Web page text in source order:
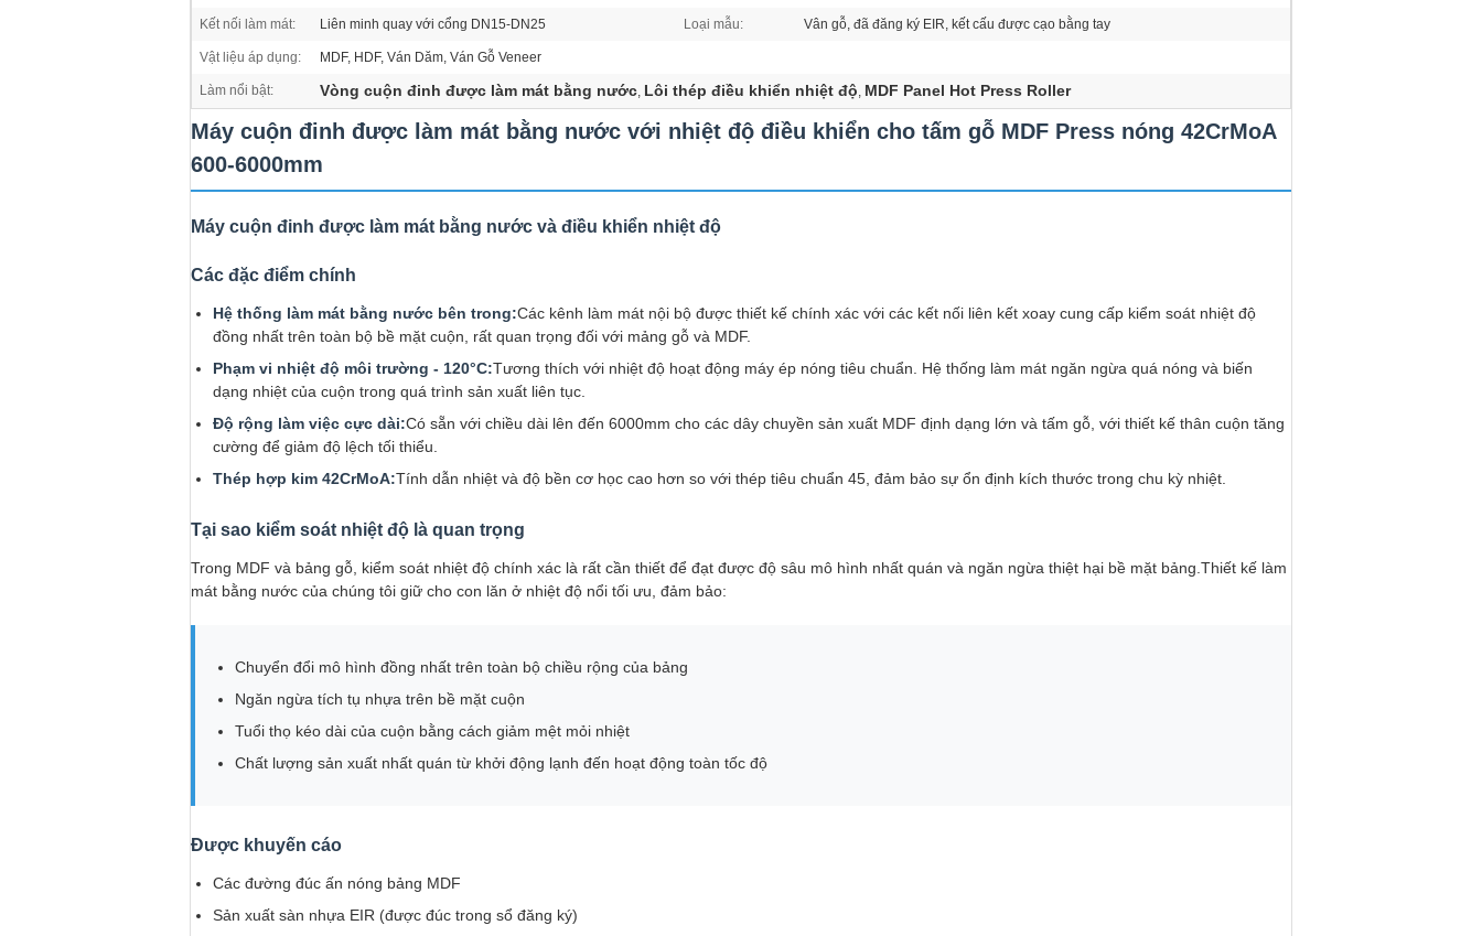
Kết nối làm mát: Liên minh quay với cổng DN15-DN25 Loại mẫu: Vân gỗ, đã đăng ký EIR, kết cấu được cạo bằng tay
Vật liệu áp dụng: MDF, HDF, Ván Dăm, Ván Gỗ Veneer
Làm nổi bật: Vòng cuộn đinh được làm mát bằng nước, Lôi thép điều khiển nhiệt độ, MDF Panel Hot Press Roller
Máy cuộn đinh được làm mát bằng nước với nhiệt độ điều khiển cho tấm gỗ MDF Press nóng 42CrMoA
600-6000mm
Máy cuộn đinh được làm mát bằng nước và điều khiển nhiệt độ
Các đặc điểm chính
Hệ thống làm mát bằng nước bên trong:Các kênh làm mát nội bộ được thiết kế chính xác với các kết nối liên kết xoay cung cấp kiểm soát nhiệt độ
đồng nhất trên toàn bộ bề mặt cuộn, rất quan trọng đối với mảng gỗ và MDF.
Phạm vi nhiệt độ môi trường - 120°C:Tương thích với nhiệt độ hoạt động máy ép nóng tiêu chuẩn. Hệ thống làm mát ngăn ngừa quá nóng và biến
dạng nhiệt của cuộn trong quá trình sản xuất liên tục.
Độ rộng làm việc cực dài:Có sẵn với chiều dài lên đến 6000mm cho các dây chuyền sản xuất MDF định dạng lớn và tấm gỗ, với thiết kế thân cuộn tăng
cường để giảm độ lệch tối thiểu.
Thép hợp kim 42CrMoA:Tính dẫn nhiệt và độ bền cơ học cao hơn so với thép tiêu chuẩn 45, đảm bảo sự ổn định kích thước trong chu kỳ nhiệt.
Tại sao kiểm soát nhiệt độ là quan trọng
Trong MDF và bảng gỗ, kiểm soát nhiệt độ chính xác là rất cần thiết để đạt được độ sâu mô hình nhất quán và ngăn ngừa thiệt hại bề mặt bảng.Thiết kế làm
mát bằng nước của chúng tôi giữ cho con lăn ở nhiệt độ nổi tối ưu, đảm bảo:
Chuyển đổi mô hình đồng nhất trên toàn bộ chiều rộng của bảng
Ngăn ngừa tích tụ nhựa trên bề mặt cuộn
Tuổi thọ kéo dài của cuộn bằng cách giảm mệt mỏi nhiệt
Chất lượng sản xuất nhất quán từ khởi động lạnh đến hoạt động toàn tốc độ
Được khuyến cáo
Các đường đúc ấn nóng bảng MDF
Sản xuất sàn nhựa EIR (được đúc trong sổ đăng ký)